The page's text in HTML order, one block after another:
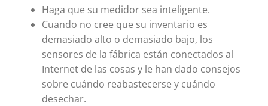
Haga que su medidor sea inteligente.
Cuando no cree que su inventario es
demasiado alto o demasiado bajo, los
sensores de la fábrica están conectados al
Internet de las cosas y le han dado consejos
sobre cuándo reabastecerse y cuándo
desechar.